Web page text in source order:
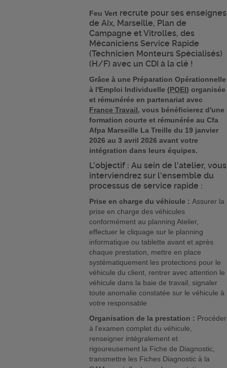
Feu Vert recrute pour ses enseignes
de Aix, Marseille, Plan de
Campagne et Vitrolles, des
Mécaniciens Service Rapide
(Technicien Monteurs Spécialisés)
(H/F) avec un CDI à la clé !
Grâce à une Préparation Opérationnelle
à l'Emploi Individuelle (POEI) organisée
et rémunérée en partenariat avec
France Travail, vous bénéficierez d'une
formation courte et rémunérée au Cfa
Afpa Marseille La Treille du 19 janvier
2026 au 3 avril 2026 avant votre
intégration dans leurs équipes.
L'objectif : Au sein de l'atelier, vous
interviendrez sur l'ensemble du
processus de service rapide :
Prise en charge du véhicule :Assurer la
prise en charge des véhicules
conformément au planning Atelier,
effectuer le cliquage sur le planning
informatique ou tablette avant et après
chaque prestation, mettre en place
systématiquement les protections pour le
véhicule du client, rentrer avec attention le
véhicule dans la baie de travail, signaler
toute anomalie constatée sur le véhicule à
votre responsable
Organisation de la prestation : Procéder
à l'examen complet du véhicule,
renseigner intégralement et
rigoureusement la Fiche de Diagnostic,
transmettre les Fiches Diagnostic à la